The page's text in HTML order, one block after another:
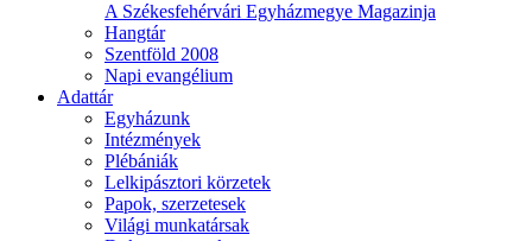
A Székesfehérvári Egyházmegye Magazinja
Hangtár
Szentföld 2008
Napi evangélium
Adattár
Egyházunk
Intézmények
Plébániák
Lelkipásztori körzetek
Papok, szerzetesek
Világi munkatársak